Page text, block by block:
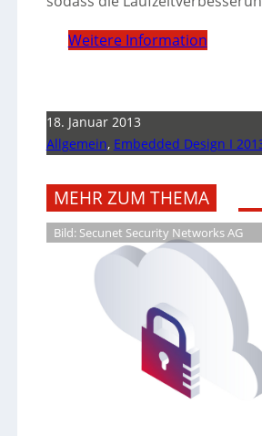
Weitere Information
18. Januar 2013
Allgemein, Embedded Design I
MEHR ZUM THEMA
Bild: Secunet Security Networks AG